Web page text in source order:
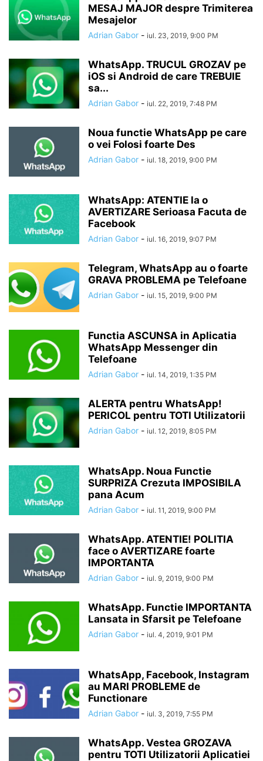
MESAJ MAJOR despre Trimiterea
Mesajelor
Adrian Gabor - iul. 23, 2019, 9:00 PM
WhatsApp. TRUCUL GROZAV pe
iOS si Android de care TREBUIE
sa...
Adrian Gabor - iul. 22, 2019, 7:48 PM
Noua functie WhatsApp pe care
o vei Folosi foarte Des
Adrian Gabor - iul. 18, 2019, 9:00 PM
WhatsApp: ATENTIE la o
AVERTIZARE Serioasa Facuta de
Facebook
Adrian Gabor - iul. 16, 2019, 9:07 PM
Telegram, WhatsApp au o foarte
GRAVA PROBLEMA pe Telefoane
Adrian Gabor - iul. 15, 2019, 9:00 PM
Functia ASCUNSA in Aplicatia
WhatsApp Messenger din
Telefoane
Adrian Gabor - iul. 14, 2019, 1:35 PM
ALERTA pentru WhatsApp!
PERICOL pentru TOTI Utilizatorii
Adrian Gabor - iul. 12, 2019, 8:05 PM
WhatsApp. Noua Functie
SURPRIZA Crezuta IMPOSIBILA
pana Acum
Adrian Gabor - iul. 11, 2019, 9:00 PM
WhatsApp. ATENTIE! POLITIA
face o AVERTIZARE foarte
IMPORTANTA
Adrian Gabor - iul. 9, 2019, 9:00 PM
WhatsApp. Functie IMPORTANTA
Lansata in Sfarsit pe Telefoane
Adrian Gabor - iul. 4, 2019, 9:01 PM
WhatsApp, Facebook, Instagram
au MARI PROBLEME de
Functionare
Adrian Gabor - iul. 3, 2019, 7:55 PM
WhatsApp. Vestea GROZAVA
pentru TOTI Utilizatorii Aplicatiei